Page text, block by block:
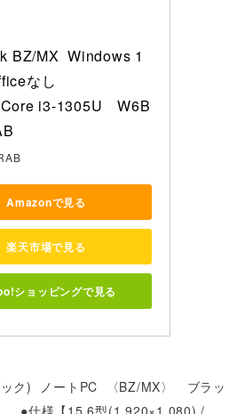
BZ/MX  Windows 1
なし
i3-1305U　W6B
Amazonで見る
楽天市場で見る
ショッピングで見る
ク) ノートPC 〈BZ/MX〉 ブラッ
●仕様【15.6型(1,920×1,080) /